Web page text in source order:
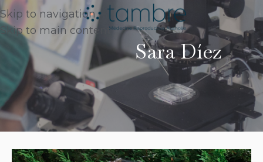
Skip to navigation
Skip to main content
Sara Díez